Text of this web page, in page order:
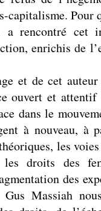
capitalisme. Pour
a rencontré cet
enrichis de
et de cet auteur
ouvert et
dans le
à nouveau, à
les
droits des
des
Gus Massiah